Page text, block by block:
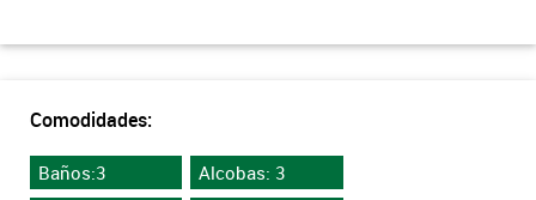
Comodidades:
Baños:3
Alcobas: 3